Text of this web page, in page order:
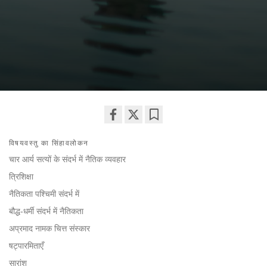
facebook
विषयवस्तु का सिंहावलोकन
चार आर्य सत्यों के संदर्भ में नैतिक व्यवहार
त्रिशिक्षा
नैतिकता पश्चिमी संदर्भ में
बौद्ध-धर्मी संदर्भ में नैतिकता
अप्रमाद नामक चित्त संस्कार
षट्पारमिताएँ
सारांश